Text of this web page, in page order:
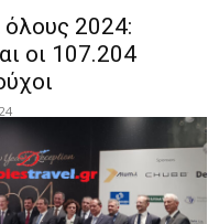
όλους 2024:
οι 107.204